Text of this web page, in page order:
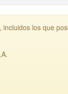
incluidos los que